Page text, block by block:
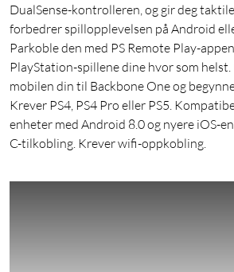
DualSense-kontrolleren, og gir deg
forbedrer spillopplevelsen på Android
Parkoble den med PS Remote Play-
PlayStation-spillene dine hvor som
mobilen din til Backbone One og
Krever PS4, PS4 Pro eller PS5.
enheter med Android 8.0 og nyere iOS-
C-tilkobling. Krever wifi-oppkobling.